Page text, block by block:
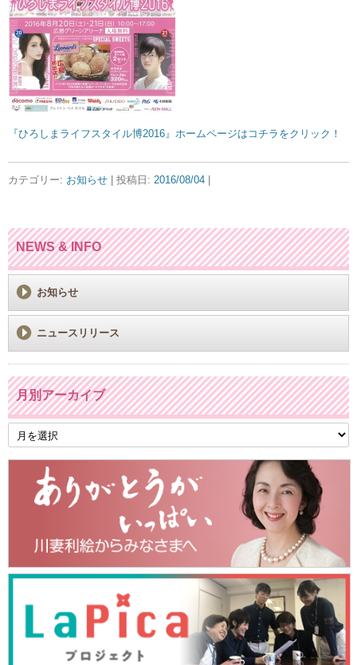
『ひろしまライフスタイル博2016』ホームページはコチラをクリック！
カテゴリー: お知らせ | 投稿日: 2016/08/04
NEWS & INFO
お知らせ
ニュースリリース
月別アーカイブ
月
別
ア
ー